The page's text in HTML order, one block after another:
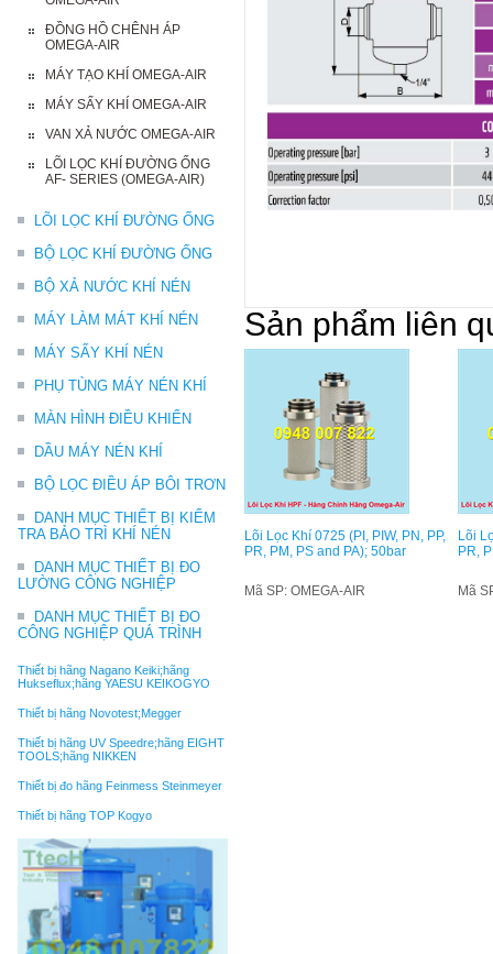
ĐỒNG HỒ CHÊNH ÁP
OMEGA-AIR
MÁY TẠO KHÍ OMEGA-AIR
MÁY SẤY KHÍ OMEGA-AIR
VAN XẢ NƯỚC OMEGA-AIR
LÕI LỌC KHÍ ĐƯỜNG ỐNG
AF- SERIES (OMEGA-AIR)
LÕI LỌC KHÍ ĐƯỜNG ỐNG
BỘ LỌC KHÍ ĐƯỜNG ỐNG
BỘ XẢ NƯỚC KHÍ NÉN
MÁY LÀM MÁT KHÍ NÉN
MÁY SẤY KHÍ NÉN
PHỤ TÙNG MÁY NÉN KHÍ
MÀN HÌNH ĐIỀU KHIỂN
DẦU MÁY NÉN KHÍ
BỘ LỌC ĐIỀU ÁP BÔI TRƠN
DANH MỤC THIẾT BỊ KIỂM
TRA BẢO TRÌ KHÍ NÉN
DANH MỤC THIẾT BỊ ĐO
LƯỜNG CÔNG NGHIỆP
DANH MỤC THIẾT BỊ ĐO
CÔNG NGHIỆP QUÁ TRÌNH
Thiết bị hãng Nagano Keiki;hãng
Hukseflux;hãng YAESU KEIKOGYO
Thiết bị hãng Novotest;Megger
Thiết bị hãng UV Speedre;hãng EIGHT
TOOLS;hãng NIKKEN
Thiết bị đo hãng Feinmess Steinmeyer
Thiết bị hãng TOP Kogyo
Sản phẩm liên
Lõi Lọc Khí 0725 (PI, PIW, PN, PP,
PR, PM, PS and PA); 50bar
Mã SP: OMEGA-AIR
Lõi
PR,
Mã